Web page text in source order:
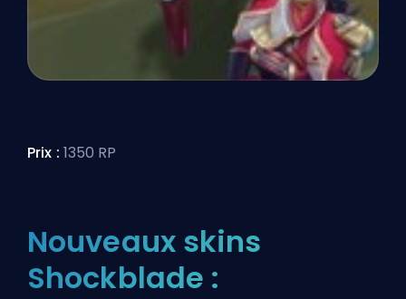
Prix : 1350 RP
Nouveaux skins
Shockblade :